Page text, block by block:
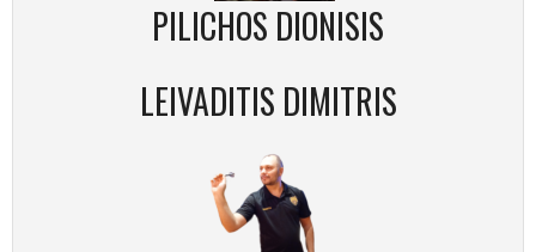
PILICHOS DIONISIS
LEIVADITIS DIMITRIS